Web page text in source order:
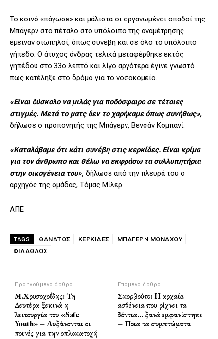
Το κοινό «πάγωσε» και μάλιστα οι οργανωμένοι οπαδοί της
Μπάγερν στο πέταλο στο υπόλοιπο της αναμέτρησης
έμειναν σιωπηλοί, όπως συνέβη και σε όλο το υπόλοιπο
γήπεδο. Ο άτυχος άνδρας τελικά μεταφέρθηκε εκτός
γηπέδου στο 33ο λεπτό και λίγο αργότερα έγινε γνωστό
πως κατέληξε στο δρόμο για το νοσοκομείο.
«Είναι δύσκολο να μιλάς για ποδόσφαιρο σε τέτοιες
στιγμές. Μετά το ματς δεν το χαρήκαμε όπως συνήθως»,
δήλωσε ο προπονητής της Μπάγερν, Βενσάν Κομπανί.
«Καταλάβαμε ότι κάτι συνέβη στις κερκίδες. Είναι κρίμα
για τον άνθρωπο και θέλω να εκφράσω τα συλλυπητήρια
στην οικογένεια του», δήλωσε από την πλευρά του ο
αρχηγός της ομάδας, Τόμας Μίλερ.
ΑΠΕ
TAGS ΘΑΝΑΤΟΣ ΚΕΡΚΙΔΕΣ
ΜΠΆΓΕΡΝ ΜΟΝΆΧΟΥ
ΦΊΛΑΘΛΟΣ
Προηγούμενο άρθρο
Μ.Χρυσοχοΐδης: Τη
Δευτέρα ξεκινά η
λειτουργία του «Safe
Youth» – Αυξάνονται οι
ποινές για την οπλοκατοχή
Επόμενο άρθρο
Σκορβούτο: H αρχαία
ασθένεια που ρίχνει τα
δόντια… ξανά εμφανίστηκε
– Ποια τα συμπτώματα